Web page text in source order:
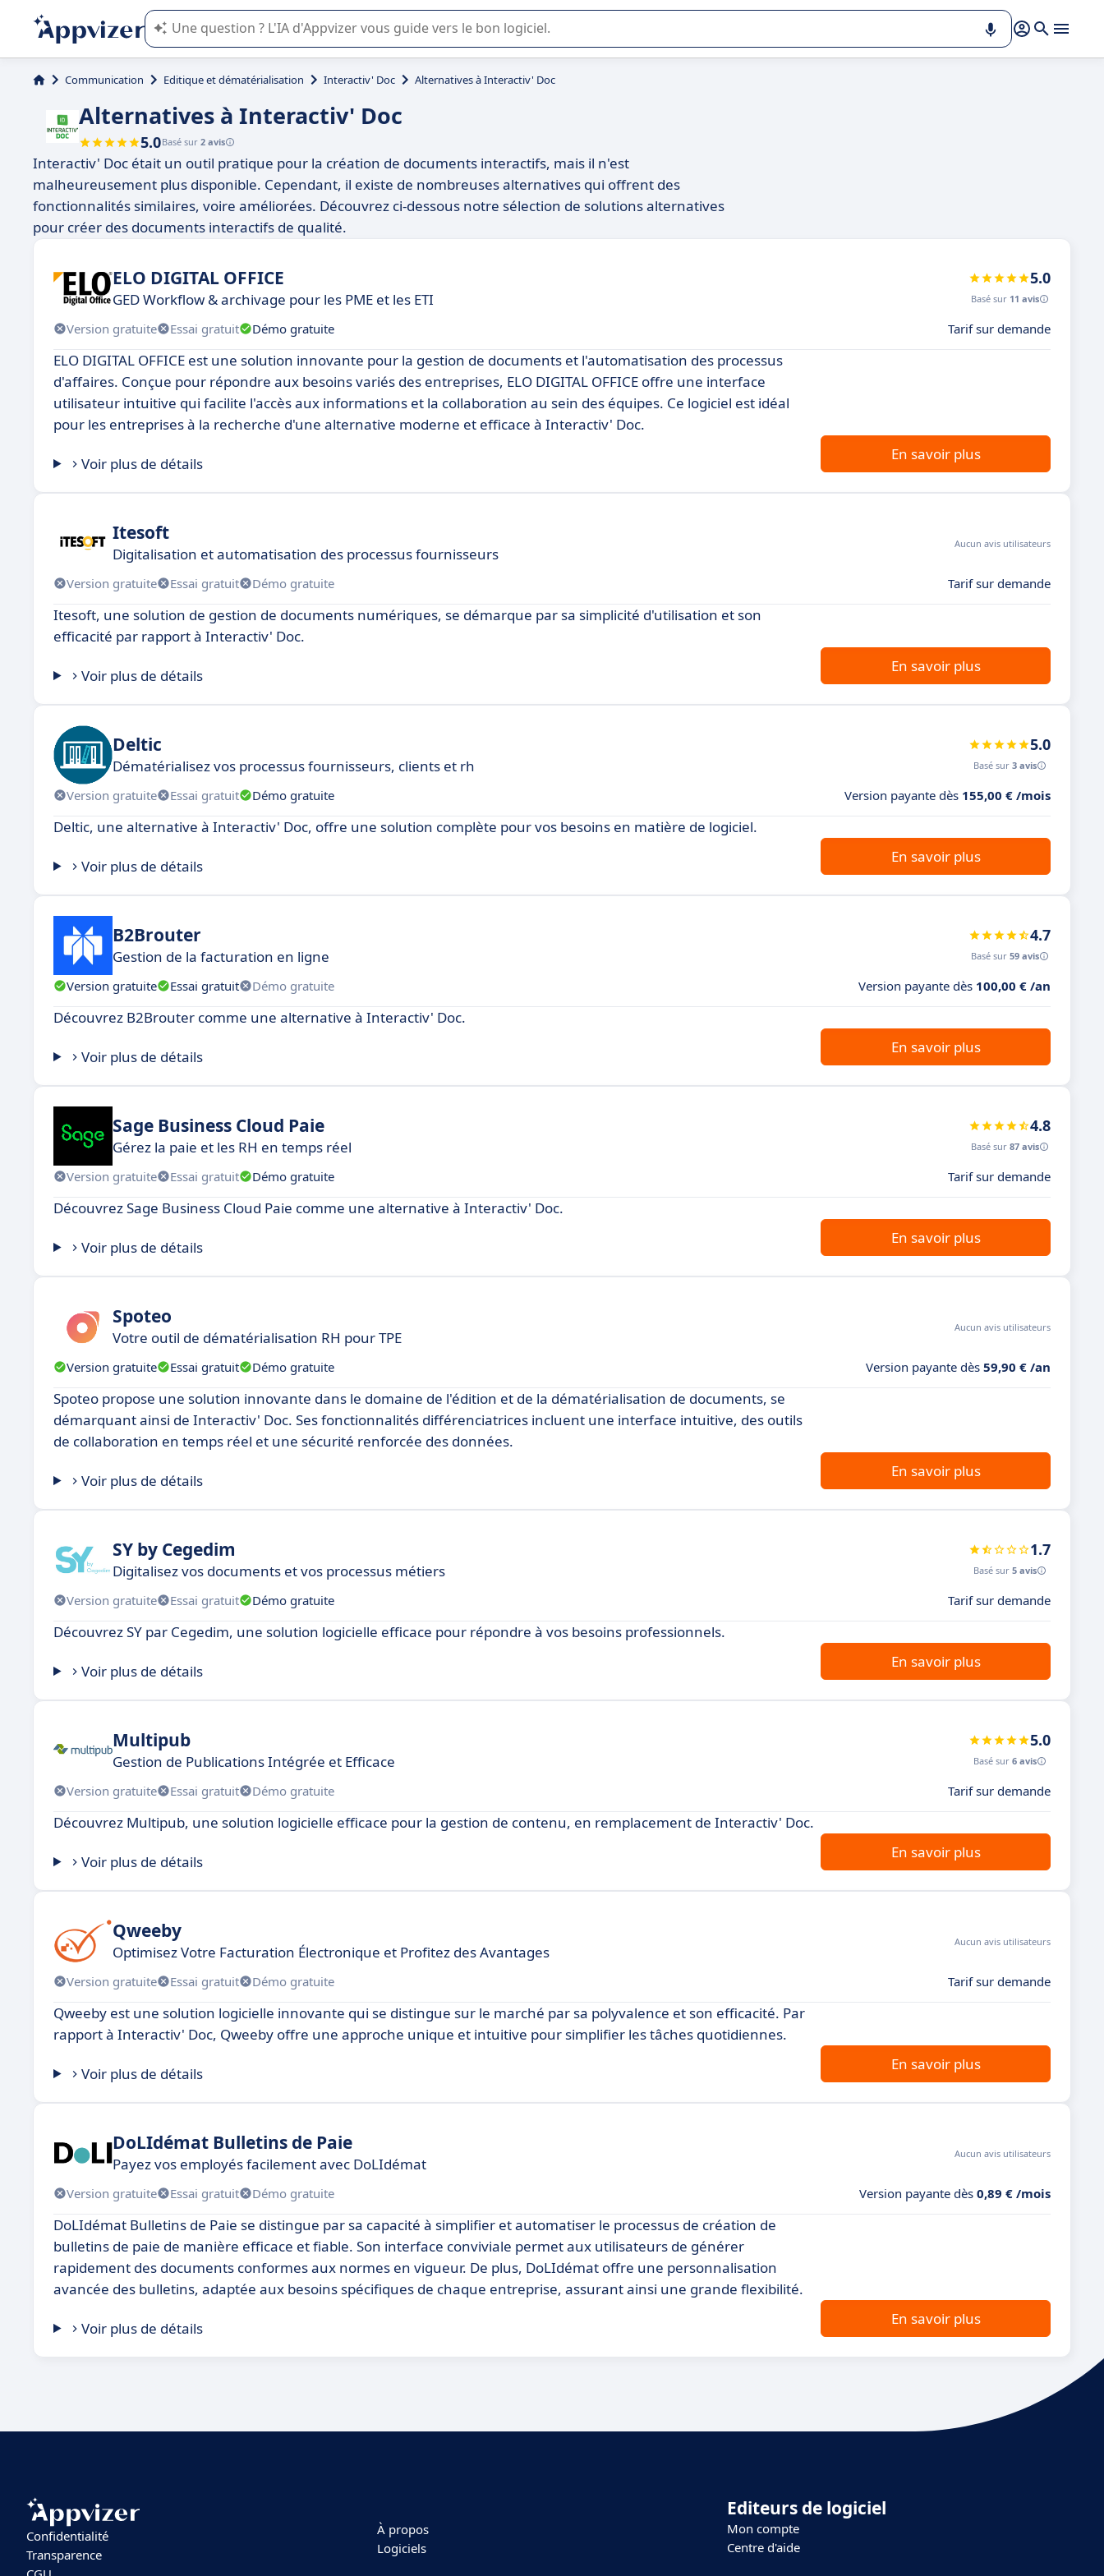
L'IA de Appvizer vous guide dans l'utilisation ou la sélection de logiciel SaaS en entreprise.
Communication Editique et dématérialisation Interactiv' Doc Alternatives à Interactiv' Doc
Alternatives à Interactiv' Doc
5.0Basé sur 2 avis
Interactiv' Doc était un outil pratique pour la création de documents interactifs, mais il n'est
malheureusement plus disponible. Cependant, il existe de nombreuses alternatives qui offrent des
fonctionnalités similaires, voire améliorées. Découvrez ci-dessous notre sélection de solutions alternatives
pour créer des documents interactifs de qualité.
ELO DIGITAL OFFICE
GED Workflow & archivage pour les PME et les ETI
5.0
Basé sur 11 avis
Version gratuite Essai gratuit Démo gratuite Tarif sur demande
ELO DIGITAL OFFICE est une solution innovante pour la gestion de documents et l'automatisation des processus
d'affaires. Conçue pour répondre aux besoins variés des entreprises, ELO DIGITAL OFFICE offre une interface
utilisateur intuitive qui facilite l'accès aux informations et la collaboration au sein des équipes. Ce logiciel est idéal
pour les entreprises à la recherche d'une alternative moderne et efficace à Interactiv' Doc.
Voir plus de détails
En savoir plus
Itesoft
Digitalisation et automatisation des processus fournisseurs
Aucun avis utilisateurs
Version gratuite Essai gratuit Démo gratuite Tarif sur demande
Itesoft, une solution de gestion de documents numériques, se démarque par sa simplicité d'utilisation et son
efficacité par rapport à Interactiv' Doc.
Voir plus de détails
En savoir plus
Deltic
Dématérialisez vos processus fournisseurs, clients et rh
5.0
Basé sur 3 avis
Version gratuite Essai gratuit Démo gratuite Version payante dès 155,00 € /mois
Deltic, une alternative à Interactiv' Doc, offre une solution complète pour vos besoins en matière de logiciel.
Voir plus de détails
En savoir plus
B2Brouter
Gestion de la facturation en ligne
4.7
Basé sur 59 avis
Version gratuite Essai gratuit Démo gratuite Version payante dès 100,00 € /an
Découvrez B2Brouter comme une alternative à Interactiv' Doc.
Voir plus de détails
En savoir plus
Sage Business Cloud Paie
Gérez la paie et les RH en temps réel
4.8
Basé sur 87 avis
Version gratuite Essai gratuit Démo gratuite Tarif sur demande
Découvrez Sage Business Cloud Paie comme une alternative à Interactiv' Doc.
Voir plus de détails
En savoir plus
Spoteo
Votre outil de dématérialisation RH pour TPE
Aucun avis utilisateurs
Version gratuite Essai gratuit Démo gratuite Version payante dès 59,90 € /an
Spoteo propose une solution innovante dans le domaine de l'édition et de la dématérialisation de documents, se
démarquant ainsi de Interactiv' Doc. Ses fonctionnalités différenciatrices incluent une interface intuitive, des outils
de collaboration en temps réel et une sécurité renforcée des données.
Voir plus de détails
En savoir plus
SY by Cegedim
Digitalisez vos documents et vos processus métiers
1.7
Basé sur 5 avis
Version gratuite Essai gratuit Démo gratuite Tarif sur demande
Découvrez SY par Cegedim, une solution logicielle efficace pour répondre à vos besoins professionnels.
Voir plus de détails
En savoir plus
Multipub
Gestion de Publications Intégrée et Efficace
5.0
Basé sur 6 avis
Version gratuite Essai gratuit Démo gratuite Tarif sur demande
Découvrez Multipub, une solution logicielle efficace pour la gestion de contenu, en remplacement de Interactiv' Doc.
Voir plus de détails
En savoir plus
Qweeby
Optimisez Votre Facturation Électronique et Profitez des Avantages
Aucun avis utilisateurs
Version gratuite Essai gratuit Démo gratuite Tarif sur demande
Qweeby est une solution logicielle innovante qui se distingue sur le marché par sa polyvalence et son efficacité. Par
rapport à Interactiv' Doc, Qweeby offre une approche unique et intuitive pour simplifier les tâches quotidiennes.
Voir plus de détails
En savoir plus
DoLIdémat Bulletins de Paie
Payez vos employés facilement avec DoLIdémat
Aucun avis utilisateurs
Version gratuite Essai gratuit Démo gratuite Version payante dès 0,89 € /mois
DoLIdémat Bulletins de Paie se distingue par sa capacité à simplifier et automatiser le processus de création de
bulletins de paie de manière efficace et fiable. Son interface conviviale permet aux utilisateurs de générer
rapidement des documents conformes aux normes en vigueur. De plus, DoLIdémat offre une personnalisation
avancée des bulletins, adaptée aux besoins spécifiques de chaque entreprise, assurant ainsi une grande flexibilité.
Voir plus de détails
En savoir plus
Confidentialité
Transparence
À propos
Logiciels
Editeurs de logiciel
Mon compte
Centre d'aide